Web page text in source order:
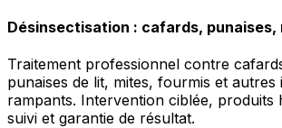
Désinsectisation : cafards, punaises,
Traitement professionnel contre
punaises de lit, mites, fourmis et autres
rampants. Intervention ciblée, produits
suivi et garantie de résultat.